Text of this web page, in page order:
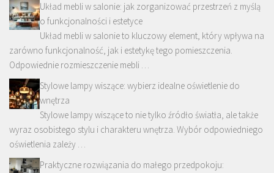
Układ mebli w salonie: jak zorganizować przestrzeń z myślą
o funkcjonalności i estetyce
Układ mebli w salonie to kluczowy element, który wpływa na
zarówno funkcjonalność, jak i estetykę tego pomieszczenia.
Odpowiednie rozmieszczenie mebli …
Stylowe lampy wiszące: wybierz idealne oświetlenie do
wnętrza
Stylowe lampy wiszące to nie tylko źródło światła, ale także
wyraz osobistego stylu i charakteru wnętrza. Wybór odpowiedniego
oświetlenia zależy …
Praktyczne rozwiązania do małego przedpokoju: